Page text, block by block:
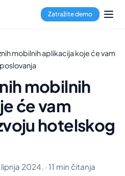
Zatražite demo
mobilnih aplikacija koje će vam
mobilnih
će vam
hotelskog
2024. · 11 min čitanja